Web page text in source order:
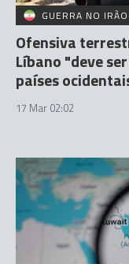
GUERRA NO IRÃO
Ofensiva
Líbano "deve
países
17 Mar 02:02